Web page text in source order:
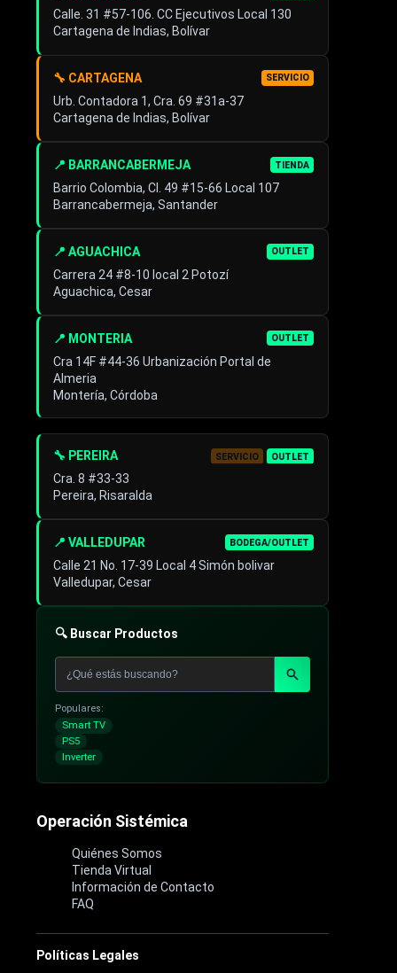
Calle. 31 #57-106. CC Ejecutivos Local 130
Cartagena de Indias, Bolívar
🔧 CARTAGENA SERVICIO
Urb. Contadora 1, Cra. 69 #31a-37
Cartagena de Indias, Bolívar
📍 BARRANCABERMEJA TIENDA
Barrio Colombia, Cl. 49 #15-66 Local 107
Barrancabermeja, Santander
📍 AGUACHICA OUTLET
Carrera 24 #8-10 local 2 Potozí
Aguachica, Cesar
📍 MONTERIA OUTLET
Cra 14F #44-36 Urbanización Portal de
Almeria
Montería, Córdoba
📍 VALLEDUPAR BODEGA/OUTLET
Calle 21 No. 17-39 Local 4 Simón bolivar
Valledupar, Cesar
🔧 PEREIRA SERVICIO OUTLET
Cra. 8 #33-33
Pereira, Risaralda
🔍 Buscar Productos
Populares:
Smart TV
PS5
Inverter
Operación Sistémica
Quiénes Somos
Tienda Virtual
Información de Contacto
FAQ
Políticas Legales